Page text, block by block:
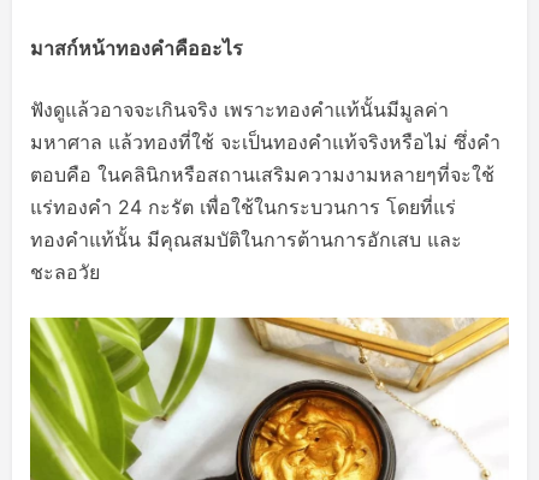
มาสก์หน้าทองคำคืออะไร
ฟังดูแล้วอาจจะเกินจริง เพราะทองคำแท้นั้นมีมูลค่า
มหาศาล แล้วทองที่ใช้ จะเป็นทองคำแท้จริงหรือไม่ ซึ่งคำ
ตอบคือ ในคลินิกหรือสถานเสริมความงามหลายๆที่จะใช้
แร่ทองคำ 24 กะรัต เพื่อใช้ในกระบวนการ โดยที่แร่
ทองคำแท้นั้น มีคุณสมบัติในการต้านการอักเสบ และ
ชะลอวัย